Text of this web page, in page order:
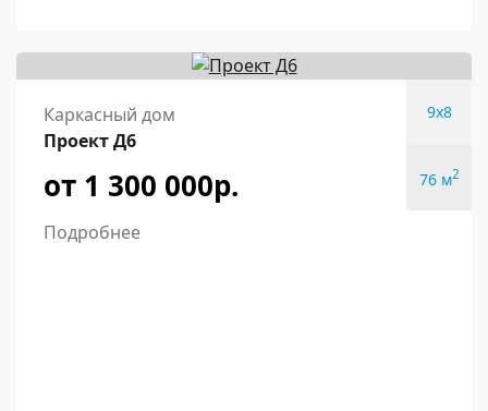
Каркасный дом
Проект Д6
от 1 300 000р.
Подробнее
9x8
76 м2